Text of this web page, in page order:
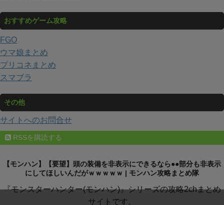
おすすめゲーム攻略
FGO
ウマ娘まとめ
プリコネまとめ
スマブラ
その他
サイトへのお問合せ
RSSを購読する
【モンハン】【要望】頭の装備を非表示にできるなら●●部分も非表示
にしてほしいんだがｗｗｗｗｗ | モンハン攻略まとめ隊
『モンスターハンター(モンハン)』シリーズの攻略2chまとめ
サイトです。